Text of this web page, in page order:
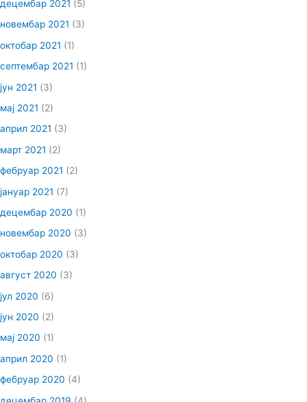
децембар 2021 (5)
новембар 2021 (3)
октобар 2021 (1)
септембар 2021 (1)
јун 2021 (3)
мај 2021 (2)
април 2021 (3)
март 2021 (2)
фебруар 2021 (2)
јануар 2021 (7)
децембар 2020 (1)
новембар 2020 (3)
октобар 2020 (3)
август 2020 (3)
јул 2020 (6)
јун 2020 (2)
мај 2020 (1)
април 2020 (1)
фебруар 2020 (4)